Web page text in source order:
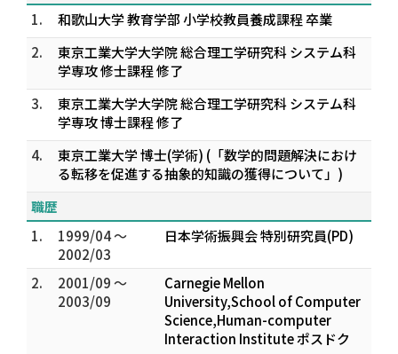
1.
和歌山大学 教育学部 小学校教員養成課程 卒業
2.
東京工業大学大学院 総合理工学研究科 システム科
学専攻 修士課程 修了
3.
東京工業大学大学院 総合理工学研究科 システム科
学専攻 博士課程 修了
4.
東京工業大学 博士(学術) (「数学的問題解決におけ
る転移を促進する抽象的知識の獲得について」)
職歴
1.
1999/04 ～
2002/03
日本学術振興会 特別研究員(PD)
2.
2001/09 ～
2003/09
Carnegie Mellon
University,School of Computer
Science,Human-computer
Interaction Institute ポスドク